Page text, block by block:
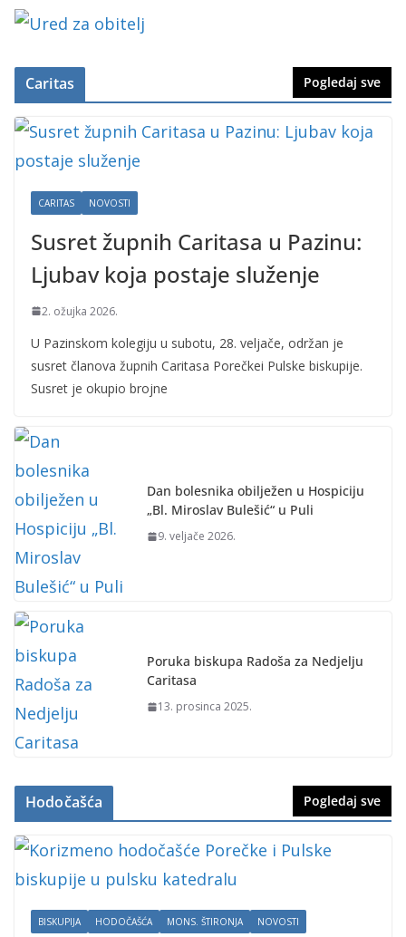
Caritas Pogledaj sve
CARITAS NOVOSTI
Susret župnih Caritasa u Pazinu:
Ljubav koja postaje služenje
2. ožujka 2026.
U Pazinskom kolegiju u subotu, 28. veljače, održan je
susret članova župnih Caritasa Porečkei Pulske biskupije.
Susret je okupio brojne
Dan bolesnika obilježen u Hospiciju
„Bl. Miroslav Bulešić“ u Puli
9. veljače 2026.
Poruka biskupa Radoša za Nedjelju
Caritasa
13. prosinca 2025.
Hodočašća Pogledaj sve
BISKUPIJA HODOČAŠĆA MONS. ŠTIRONJA NOVOSTI